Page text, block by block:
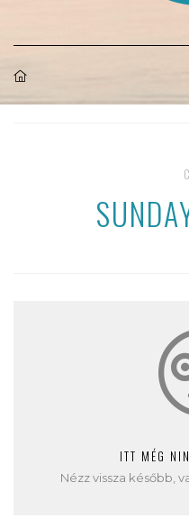
ITT MÉG
Nézz vissza később,